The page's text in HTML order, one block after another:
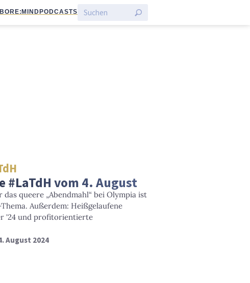
RE:MIND PODCASTS
#LaTdH vom 4. August
queere „Abendmahl“ bei Olympia ist
Außerdem: Heißgelaufene
'24 und profitorientierte
August 2024